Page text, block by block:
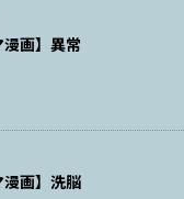
漫画】異常
漫画】洗脳